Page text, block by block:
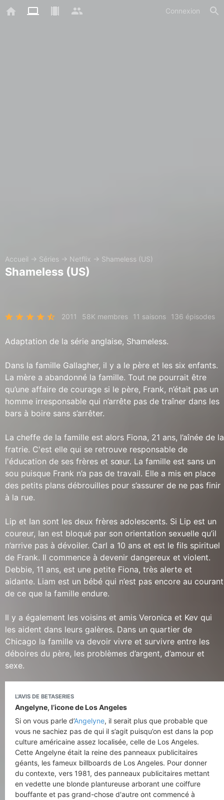
Connexion
Accueil → Séries → Netflix → Shameless (US)
Shameless (US)
2011 58K membres 11 saisons 136 épisodes
Adaptation de la série anglaise, Shameless.
Dans la famille Gallagher, il y a le père et les six enfants.
La mère a abandonné la famille. Tout ne pourrait être
qu’une affaire de courage si le père, Frank, n’était pas un
homme irresponsable qui n’arrête pas de traîner dans les
bars à boire sans s’arrêter.
La cheffe de la famille est alors Fiona, 21 ans, l’aînée de la
fratrie. C'est elle qui se retrouve responsable de
l'éducation de ses frères et sœur. La famille est sans un
sou puisque Frank n’a pas de travail. Elle a mis en place
des petits plans débrouilles pour s’assurer de ne pas finir
à la rue.
Lip et Ian sont les deux frères adolescents. Si Lip est un
coureur, Ian est bloqué par son orientation sexuelle qu’il
n’arrive pas à dévoiler. Carl a 10 ans et est le fils spirituel
de Frank. Il commence à devenir dangereux et violent.
Debbie, 11 ans, est une petite Fiona, très alerte et
aidante. Liam est un bébé qui n’est pas encore au courant
de ce que la famille endure.
Il y a également les voisins et amis Veronica et Kev qui
les aident dans leurs galères. Dans un quartier de
Chicago la famille va devoir vivre et survivre entre les
déboires du père, les problèmes d’argent, d’amour et
sexe.
L'AVIS DE BETASERIES
Angelyne, l’icone de Los Angeles
Si on vous parle d’Angelyne, il serait plus que probable que
vous ne sachiez pas de qui il s’agit puisqu’on est dans la pop
culture américaine assez localisée, celle de Los Angeles.
Cette Angelyne était la reine des panneaux publicitaires
géants, les fameux billboards de Los Angeles. Pour donner
du contexte, vers 1981, des panneaux publicitaires mettant
en vedette une blonde plantureuse arborant une coiffure
bouffante et pas grand-chose d'autre ont commencé à